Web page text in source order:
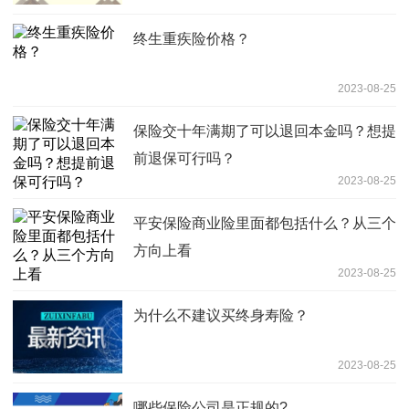
终生重疾险价格？
2023-08-25
保险交十年满期了可以退回本金吗？想提
前退保可行吗？
2023-08-25
平安保险商业险里面都包括什么？从三个
方向上看
2023-08-25
为什么不建议买终身寿险？
2023-08-25